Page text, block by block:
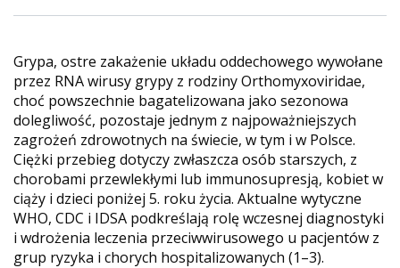
Grypa, ostre zakażenie układu oddechowego wywołane
przez RNA wirusy grypy z rodziny Orthomyxoviridae,
choć powszechnie bagatelizowana jako sezonowa
dolegliwość, pozostaje jednym z najpoważniejszych
zagrożeń zdrowotnych na świecie, w tym i w Polsce.
Ciężki przebieg dotyczy zwłaszcza osób starszych, z
chorobami przewlekłymi lub immunosupresją, kobiet w
ciąży i dzieci poniżej 5. roku życia. Aktualne wytyczne
WHO, CDC i IDSA podkreślają rolę wczesnej diagnostyki
i wdrożenia leczenia przeciwwirusowego u pacjentów z
grup ryzyka i chorych hospitalizowanych (1–3).